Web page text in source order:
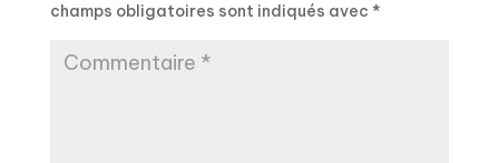
champs obligatoires sont indiqués avec *